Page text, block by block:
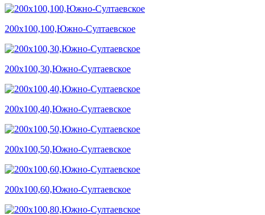
200х100,100,Южно-Султаевское
200х100,30,Южно-Султаевское
200х100,40,Южно-Султаевское
200х100,50,Южно-Султаевское
200х100,60,Южно-Султаевское